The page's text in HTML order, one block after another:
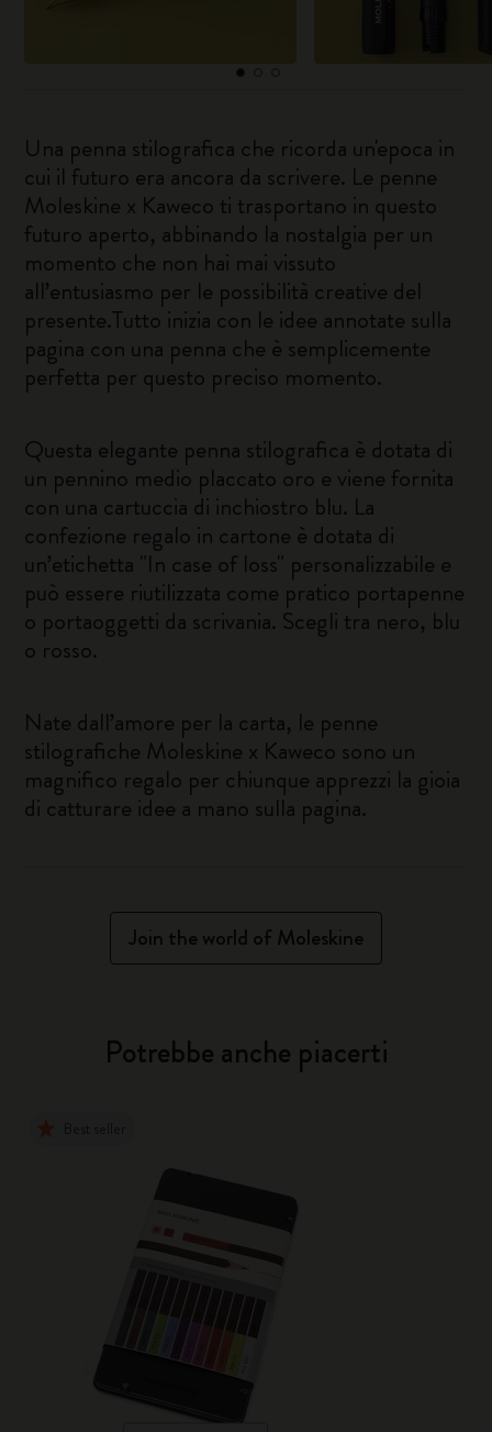
Una penna stilografica che ricorda un'epoca in
cui il futuro era ancora da scrivere. Le penne
Moleskine x Kaweco ti trasportano in questo
futuro aperto, abbinando la nostalgia per un
momento che non hai mai vissuto
all’entusiasmo per le possibilità creative del
presente.Tutto inizia con le idee annotate sulla
pagina con una penna che è semplicemente
perfetta per questo preciso momento.
Questa elegante penna stilografica è dotata di
un pennino medio placcato oro e viene fornita
con una cartuccia di inchiostro blu. La
confezione regalo in cartone è dotata di
un’etichetta "In case of loss" personalizzabile e
può essere riutilizzata come pratico portapenne
o portaoggetti da scrivania. Scegli tra nero, blu
o rosso.
Nate dall’amore per la carta, le penne
stilografiche Moleskine x Kaweco sono un
magnifico regalo per chiunque apprezzi la gioia
di catturare idee a mano sulla pagina.
Join the world of Moleskine
Potrebbe anche piacerti